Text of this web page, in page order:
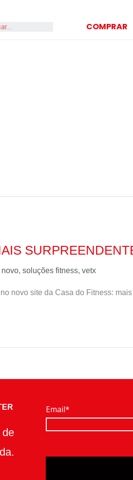
COMPRAR
novo, soluções fitness, vetx
novo site da Casa do Fitness:
de
Email*